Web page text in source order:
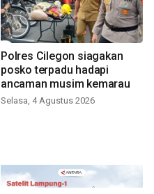
Polres Cilegon siagakan
posko terpadu hadapi
ancaman musim kemarau
Selasa, 4 Agustus 2026